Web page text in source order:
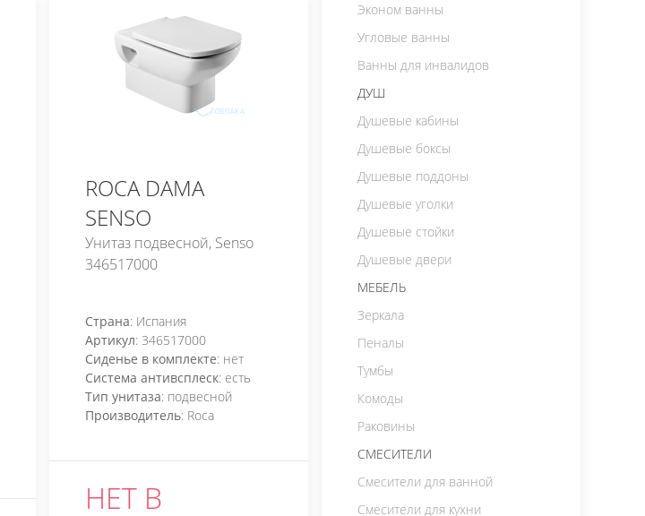
ROCA DAMA
SENSO
Унитаз подвесной, Senso
346517000
Страна: Испания
Артикул: 346517000
Сиденье в комплекте: нет
Система антивсплеск: есть
Тип унитаза: подвесной
Производитель: Roca
НЕТ В
Эконом ванны
Угловые ванны
Ванны для инвалидов
ДУШ
Душевые кабины
Душевые боксы
Душевые поддоны
Душевые уголки
Душевые стойки
Душевые двери
МЕБЕЛЬ
Зеркала
Пеналы
Тумбы
Комоды
Раковины
СМЕСИТЕЛИ
Смесители для ванной
Смесители для кухни